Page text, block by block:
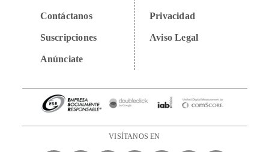
Contáctanos
Suscripciones
Anúnciate
Privacidad
Aviso Legal
VISÍTANOS EN